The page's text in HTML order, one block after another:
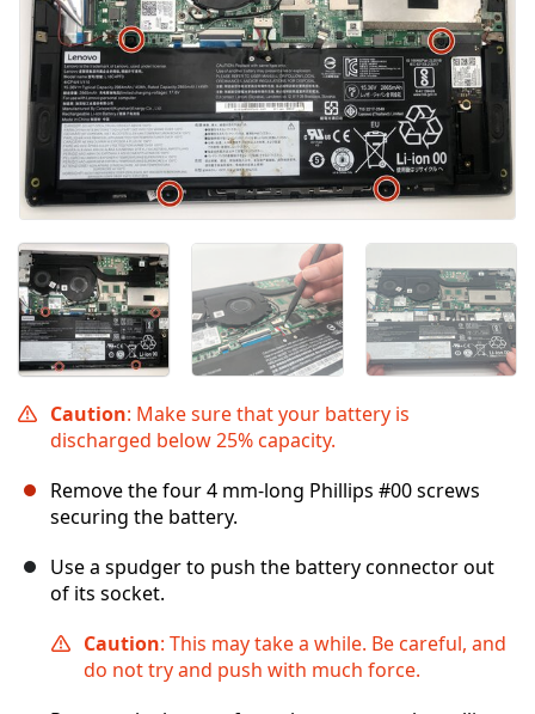
Caution: Make sure that your battery is
discharged below 25% capacity.
Remove the four 4 mm-long Phillips #00 screws
securing the battery.
Use a spudger to push the battery connector out
of its socket.
Caution: This may take a while. Be careful, and
do not try and push with much force.